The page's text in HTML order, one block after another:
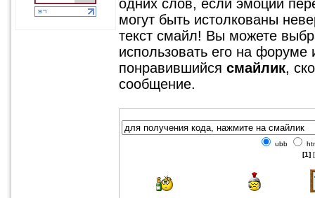
одних слов, если эмоции
могут быть истолкованы
текст смайл! Вы можете
использовать его на
понравившийся смайлик,
сообщение.
ubb
[1] [